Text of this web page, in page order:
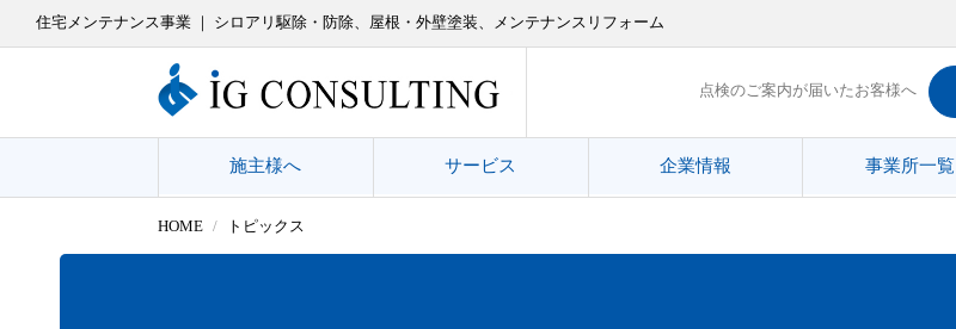
住宅メンテナンス事業 ｜ シロアリ駆除・防除、屋根・外壁塗装、メンテナンスリフォーム
点検のご案内が届いたお客様へ
施主様へ サービス 企業情報 事業所一覧
HOME トピックス